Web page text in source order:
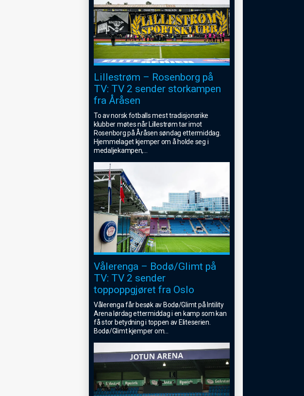
Lillestrøm – Rosenborg på
TV: TV 2 sender storkampen
fra Åråsen
To av norsk fotballs mest tradisjonsrike
klubber møtes når Lillestrøm tar imot
Rosenborg på Åråsen søndag ettermiddag.
Hjemmelaget kjemper om å holde seg i
medaljekampen,
Vålerenga – Bodø/Glimt på
TV: TV 2 sender
toppoppgjøret fra Oslo
Vålerenga får besøk av Bodø/Glimt på Intility
Arena lørdag ettermiddag i en kamp som kan
få stor betydning i toppen av Eliteserien.
Bodø/Glimt kjemper om...